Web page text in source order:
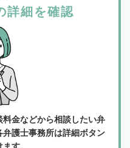
詳細を確認
金などから相談したい弁
護士事務所は詳細ボタン